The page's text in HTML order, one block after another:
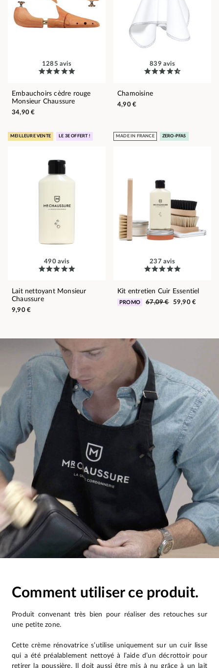
1285 avis
Embauchoirs cèdre rouge
Monsieur Chaussure
34,90 €
839 avis
Chamoisine
4,90 €
MEILLEURE VENTE LE 3E OFFERT !
490 avis
Lait nettoyant Monsieur
Chaussure
9,90 €
MADE IN FRANCE ZERO-PFAS
237 avis
Kit entretien Cuir Essentiel
PROMO 67,09 € 59,90 €
Comment utiliser ce produit.
Produit convenant très bien pour réaliser des retouches sur
une petite zone.
Cette crème rénovatrice s’utilise uniquement sur un cuir lisse
qui a été préalablement nettoyé à l’aide d’un décrottoir pour
retirer la poussière. Il doit aussi être mis à nu grâce à un lait